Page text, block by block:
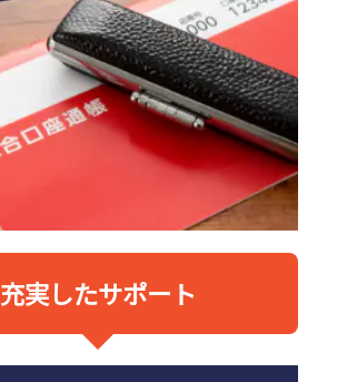
充実したサポート